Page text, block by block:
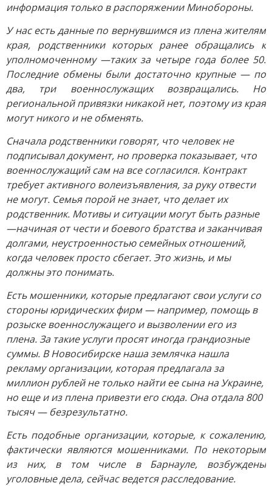
информация только в распоряжении Минобороны.
У нас есть данные по вернувшимся из плена жителям
края, родственники которых ранее обращались к
уполномоченному —таких за четыре года более 50.
Последние обмены были достаточно крупные — по
два, три военнослужащих возвращались. Но
региональной привязки никакой нет, поэтому из края
могут никого и не обменять.
Сначала родственники говорят, что человек не
подписывал документ, но проверка показывает, что
военнослужащий сам на все согласился. Контракт
требует активного волеизъявления, за руку отвести
не могут. Семья порой не знает, что делает их
родственник. Мотивы и ситуации могут быть разные
—начиная от чести и боевого братства и заканчивая
долгами, неустроенностью семейных отношений,
когда человек просто сбегает. Это жизнь, и мы
должны это понимать.
Есть мошенники, которые предлагают свои услуги со
стороны юридических фирм — например, помощь в
розыске военнослужащего и вызволении его из
плена. За такие услуги просят иногда грандиозные
суммы. В Новосибирске наша землячка нашла
рекламу организации, которая предлагала за
миллион рублей не только найти ее сына на Украине,
но еще и из плена привезти его сюда. Она отдала 800
тысяч — безрезультатно.
Есть подобные организации, которые, к сожалению,
фактически являются мошенниками. По некоторым
из них, в том числе в Барнауле, возбуждены
уголовные дела, сейчас ведется расследование.